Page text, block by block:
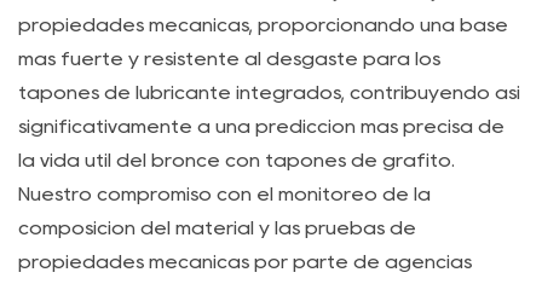
la
temperatura
propiedades mecánicas, proporcionando una base
más fuerte y resistente al desgaste para los
tapones de lubricante integrados, contribuyendo así
significativamente a una predicción más precisa de
la vida útil del bronce con tapones de grafito.
Nuestro compromiso con el monitoreo de la
composición del material y las pruebas de
propiedades mecánicas por parte de agencias